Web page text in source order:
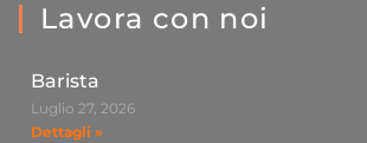
Lavora con noi
Barista
Luglio 27, 2026
Dettagli »